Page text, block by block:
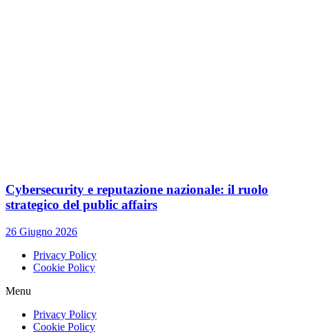
Cybersecurity e reputazione nazionale: il ruolo
strategico del public affairs
26 Giugno 2026
Privacy Policy
Cookie Policy
Menu
Privacy Policy
Cookie Policy